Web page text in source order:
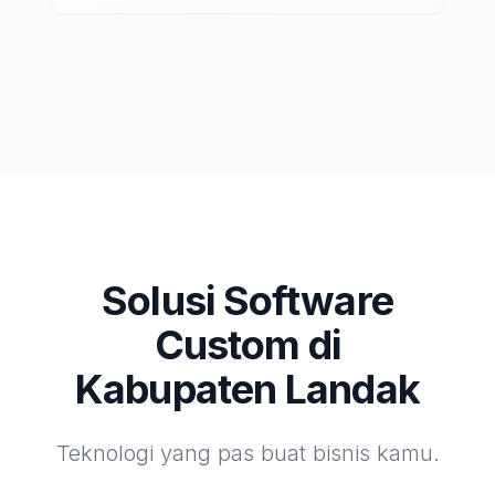
Solusi Software
Custom di
Kabupaten Landak
Teknologi yang pas buat bisnis kamu.